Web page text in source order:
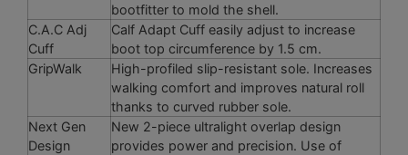
bootfitter to mold the shell.
C.A.C Adj
Cuff
Calf Adapt Cuff easily adjust to increase
boot top circumference by 1.5 cm.
GripWalk
High-profiled slip-resistant sole. Increases
walking comfort and improves natural roll
thanks to curved rubber sole.
Next Gen
Design
New 2-piece ultralight overlap design
provides power and precision. Use of